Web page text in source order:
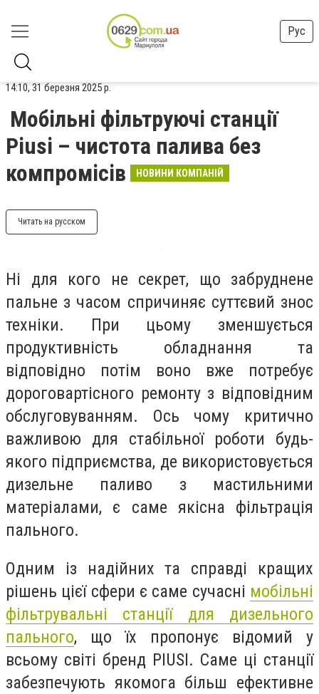
Рус
14:10, 31 березня 2025 р.
Мобільні фільтруючі станції
Piusi – чистота палива без
компромісів
НОВИНИ КОМПАНІЙ
Читать на русском
Ні для кого не секрет, що забруднене
пальне з часом спричиняє суттєвий знос
техніки. При цьому зменшується
продуктивність обладнання та
відповідно потім воно вже потребує
дороговартісного ремонту з відповідним
обслуговуванням. Ось чому критично
важливою для стабільної роботи будь-
якого підприємства, де використовується
дизельне паливо з мастильними
матеріалами, є саме якісна фільтрація
пального.
Одним із надійних та справді кращих
рішень цієї сфери є саме сучасні мобільні
фільтрувальні станції для дизельного
пального, що їх пропонує відомий у
всьому світі бренд PIUSI. Саме ці станції
забезпечують якомога більш ефективне